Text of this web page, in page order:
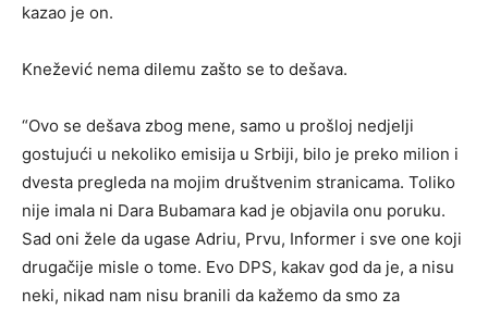
kazao je on.
Knežević nema dilemu zašto se to dešava.
“Ovo se dešava zbog mene, samo u prošloj nedjelji
gostujući u nekoliko emisija u Srbiji, bilo je preko milion i
dvesta pregleda na mojim društvenim stranicama. Toliko
nije imala ni Dara Bubamara kad je objavila onu poruku.
Sad oni žele da ugase Adriu, Prvu, Informer i sve one koji
drugačije misle o tome. Evo DPS, kakav god da je, a nisu
neki, nikad nam nisu branili da kažemo da smo za